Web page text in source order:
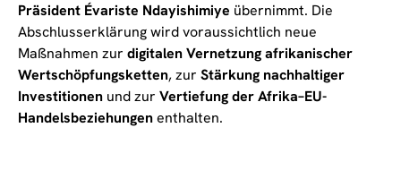
Präsident Évariste Ndayishimiye übernimmt. Die
Abschlusserklärung wird voraussichtlich neue
Maßnahmen zur digitalen Vernetzung afrikanischer
Wertschöpfungsketten, zur Stärkung nachhaltiger
Investitionen und zur Vertiefung der Afrika–EU-
Handelsbeziehungenenthalten.